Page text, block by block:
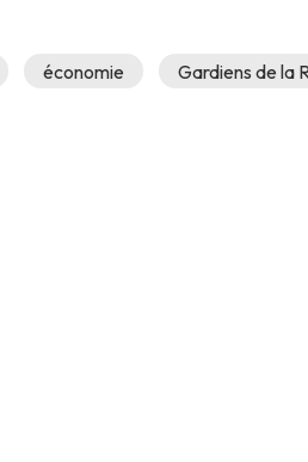
économie Gardiens de la